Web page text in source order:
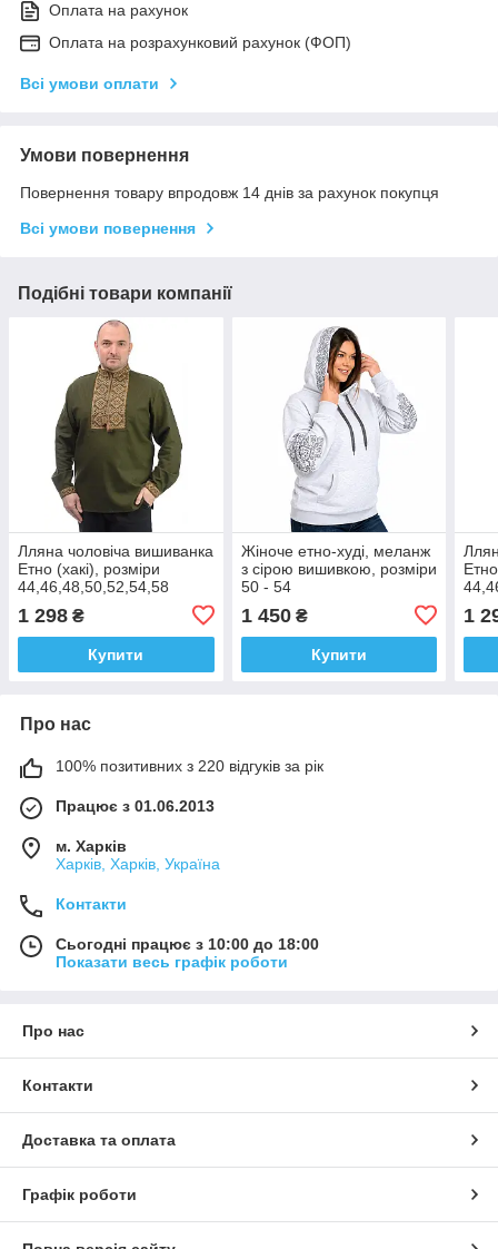
Оплата на рахунок
Оплата на розрахунковий рахунок (ФОП)
Всі умови оплати
Умови повернення
Повернення товару впродовж 14 днів за рахунок покупця
Всі умови повернення
Подібні товари компанії
Лляна чоловіча вишиванка
Етно (хакі), розміри
44,46,48,50,52,54,58
1 298 ₴
Купити
Жіноче етно-худі, меланж
з сірою вишивкою, розміри
50 - 54
1 450₴
Купити
1
Про нас
100% позитивних з 220 відгуків за рік
Працює з 01.06.2013
м. Харків
Харків, Харків, Україна
Контакти
Сьогодні працює з 10:00 до 18:00
Показати весь графік роботи
Про нас
Контакти
Доставка та оплата
Графік роботи